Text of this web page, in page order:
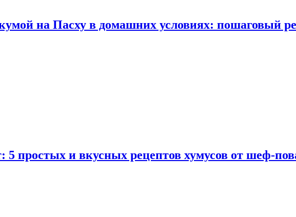
на Пасху в домашних условиях: пошаговый
5 простых и вкусных рецептов хумусов от шеф-